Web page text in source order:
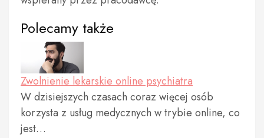
Polecamy także
Zwolnienie lekarskie online psychiatra
W dzisiejszych czasach coraz więcej osób
korzysta z usług medycznych w trybie online, co
jest…